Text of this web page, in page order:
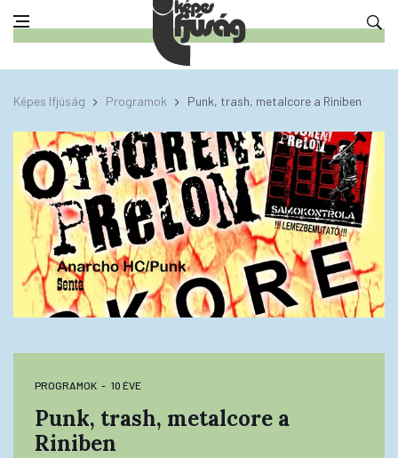
Képes Ifjúság Programok Punk, trash, metalcore a Riniben
PROGRAMOK 10 ÉVE
Punk, trash, metalcore a
Riniben